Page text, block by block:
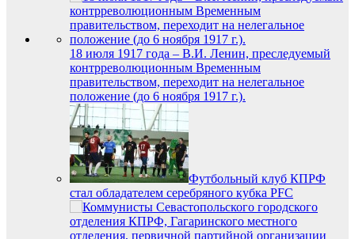
18 июля 1917 года – В.И. Ленин, преследуемый
контрреволюционным Временным
правительством, переходит на нелегальное
положение (до 6 ноября 1917 г.).
Футбольный клуб КПРФ
стал обладателем серебряного кубка PFC